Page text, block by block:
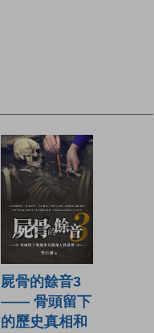
屍骨的餘音3
—— 骨頭留下
的歷史真相和